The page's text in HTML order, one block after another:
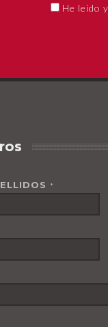
He leído
*